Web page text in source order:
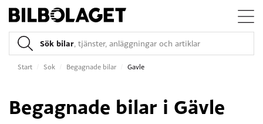
Sök bilar, tjänster, anläggningar och artiklar
Start Sok Begagnade bilar Gavle
Begagnade bilar i Gävle